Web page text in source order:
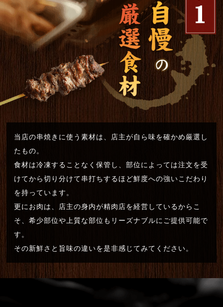
当店の串焼きに使う素材は、店主が自ら味を確かめ厳選し
たもの。
食材は冷凍することなく保管し、部位によっては注文を受
けてから切り分けて串打ちするほど鮮度への強いこだわり
を持っています。
更にお肉は、店主の身内が精肉店を経営しているからこ
そ、希少部位や上質な部位もリーズナブルにご提供可能で
す。
その新鮮さと旨味の違いを是非感じてみてください。